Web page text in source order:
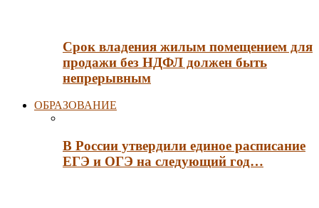
Срок владения жилым помещением для
продажи без НДФЛ должен быть
непрерывным
ОБРАЗОВАНИЕ
В России утвердили единое расписание
ЕГЭ и ОГЭ на следующий год…